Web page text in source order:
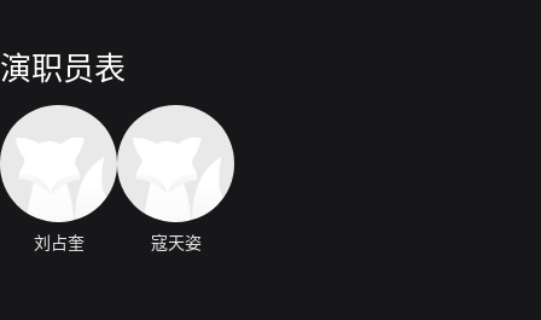
演职员表
刘占奎 寇天姿